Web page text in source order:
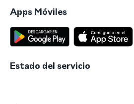
Apps Móviles
Estado del servicio